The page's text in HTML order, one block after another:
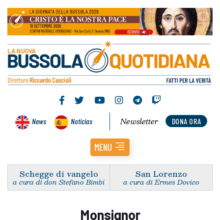
News Noticias DONA ORA
Newsletter
MENU
Schegge di vangelo
a cura di don Stefano Bimbi
San Lorenzo
a cura di Ermes Dovico
Monsignor